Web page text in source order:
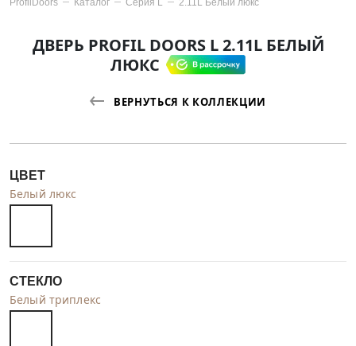
2.11L Белый люкс
ДВЕРЬ PROFIL DOORS L 2.11L БЕЛЫЙ
ЛЮКС
ВЕРНУТЬСЯ К КОЛЛЕКЦИИ
ЦВЕТ
Белый люкс
СТЕКЛО
Белый триплекс